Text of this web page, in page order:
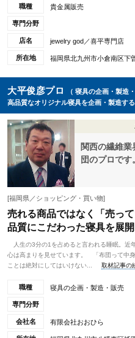
職種 貴金属販売
専門分野
店名 jewelry god／喜平専門店
所在地 福岡県北九州市小倉南区
大平俊彦プロ
（ 寝具の企画・製造
高品質なオリジナル寝具を企画・製造す
関西の繊維
団のプロです。
[福岡県／ショッピング・買い物]
売れる商品ではなく「売っ
品質にこだわった寝具を展開
人生の3分の1を占めると言われる睡眠。近
心は高まりを見せています。 「布団って中
ことは絶対にしてはいけない...
取材記事の
職種 寝具の企画・製造・販売
専門分野
会社名 有限会社おおひら